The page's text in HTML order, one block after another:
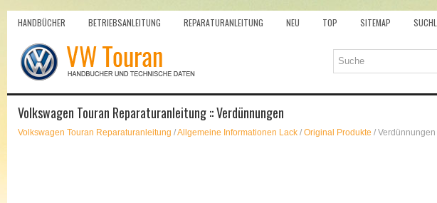
HANDBÜCHER BETRIEBSANLEITUNG REPARATURANLEITUNG NEU TOP SITEMAP
Volkswagen Touran Reparaturanleitung :: Verdünnungen
Volkswagen Touran Reparaturanleitung /Allgemeine Informationen Lack / Original Produkte / Verdünnungen